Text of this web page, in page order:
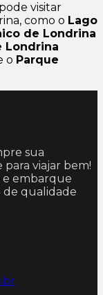
visitar
como o Lago
de Londrina
Londrina
o Parque
sua
viajar bem!
e embarque
de qualidade